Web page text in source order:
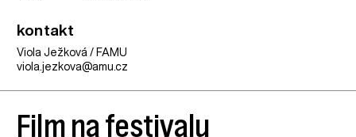
kontakt
Viola Ježková / FAMU
viola.jezkova@amu.cz
Film na festivalu